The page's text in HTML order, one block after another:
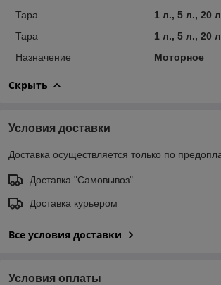
Тара
1 л., 5 л., 20
Тара
1 л., 5 л., 20
Назначение
Моторное
Скрыть
Условия доставки
Доставка осуществляется только по
Доставка "Самовывоз"
Доставка курьером
Все условия доставки
Условия оплаты